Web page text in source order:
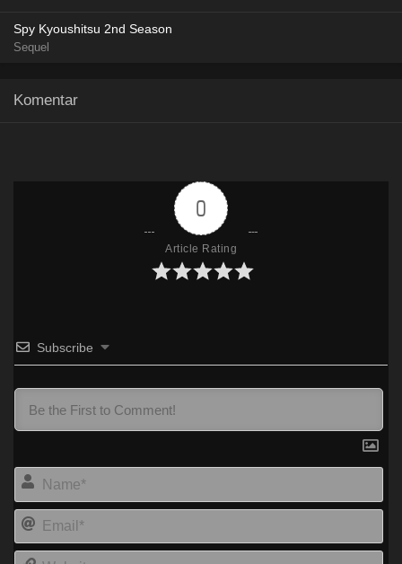
720p AceFile
1080p
Spy Kyoushitsu 2nd Season
Sequel
Komentar
0
Article Rating
Subscribe